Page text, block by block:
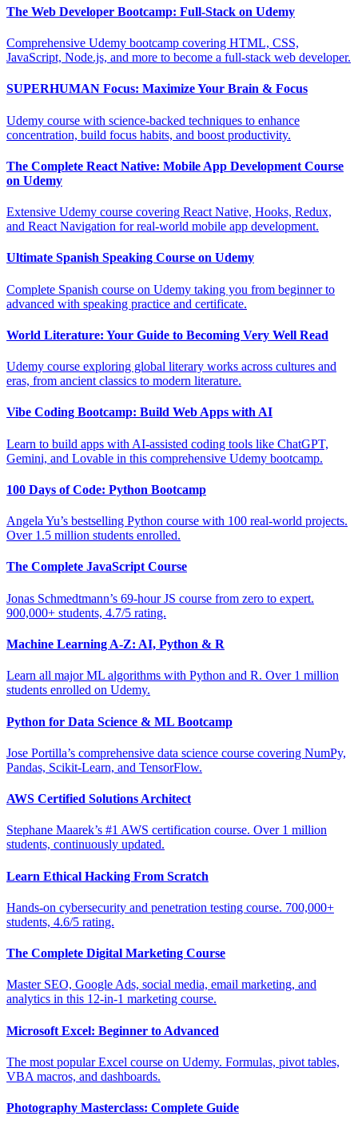
The Web Developer Bootcamp: Full-Stack on Udemy
Comprehensive Udemy bootcamp covering HTML, CSS,
JavaScript, Node.js, and more to become a full-stack web developer.
SUPERHUMAN Focus: Maximize Your Brain & Focus
Udemy course with science-backed techniques to enhance
concentration, build focus habits, and boost productivity.
The Complete React Native: Mobile App Development Course
on Udemy
Extensive Udemy course covering React Native, Hooks, Redux,
and React Navigation for real-world mobile app development.
Ultimate Spanish Speaking Course on Udemy
Complete Spanish course on Udemy taking you from beginner to
advanced with speaking practice and certificate.
World Literature: Your Guide to Becoming Very Well Read
Udemy course exploring global literary works across cultures and
eras, from ancient classics to modern literature.
Vibe Coding Bootcamp: Build Web Apps with AI
Learn to build apps with AI-assisted coding tools like ChatGPT,
Gemini, and Lovable in this comprehensive Udemy bootcamp.
100 Days of Code: Python Bootcamp
Angela Yu’s bestselling Python course with 100 real-world projects.
Over 1.5 million students enrolled.
The Complete JavaScript Course
Jonas Schmedtmann’s 69-hour JS course from zero to expert.
900,000+ students, 4.7/5 rating.
Machine Learning A-Z: AI, Python & R
Learn all major ML algorithms with Python and R. Over 1 million
students enrolled on Udemy.
Python for Data Science & ML Bootcamp
Jose Portilla’s comprehensive data science course covering NumPy,
Pandas, Scikit-Learn, and TensorFlow.
AWS Certified Solutions Architect
Stephane Maarek’s #1 AWS certification course. Over 1 million
students, continuously updated.
Learn Ethical Hacking From Scratch
Hands-on cybersecurity and penetration testing course. 700,000+
students, 4.6/5 rating.
The Complete Digital Marketing Course
Master SEO, Google Ads, social media, email marketing, and
analytics in this 12-in-1 marketing course.
Microsoft Excel: Beginner to Advanced
The most popular Excel course on Udemy. Formulas, pivot tables,
VBA macros, and dashboards.
Photography Masterclass: Complete Guide